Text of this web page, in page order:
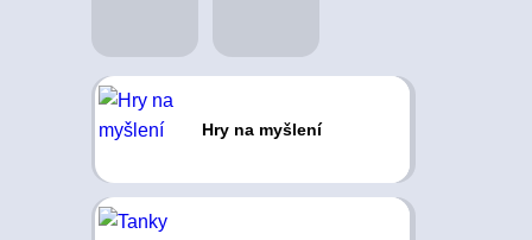
Hry na myšlení